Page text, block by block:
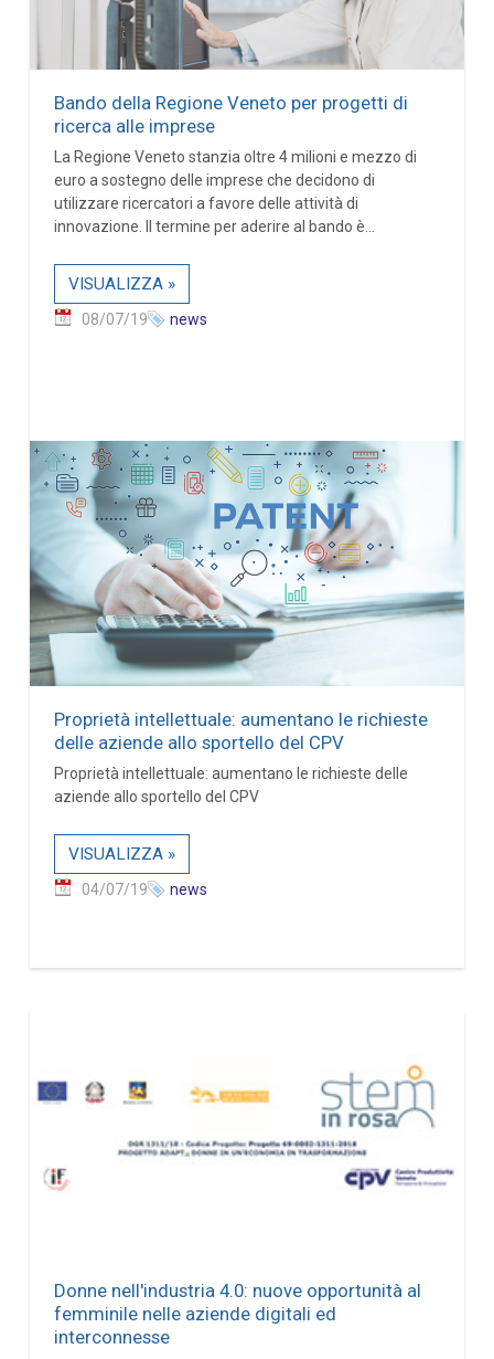
Bando della Regione Veneto per progetti di
ricerca alle imprese
La Regione Veneto stanzia oltre 4 milioni e mezzo di
euro a sostegno delle imprese che decidono di
utilizzare ricercatori a favore delle attività di
innovazione. Il termine per aderire al bando è...
VISUALIZZA »
08/07/19 news
Proprietà intellettuale: aumentano le richieste
delle aziende allo sportello del CPV
Proprietà intellettuale: aumentano le richieste delle
aziende allo sportello del CPV
VISUALIZZA »
04/07/19 news
Donne nell'industria 4.0: nuove opportunità al
femminile nelle aziende digitali ed
interconnesse